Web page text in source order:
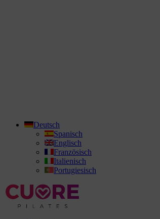
Deutsch
Spanisch
Englisch
Französisch
Italienisch
Portugiesisch